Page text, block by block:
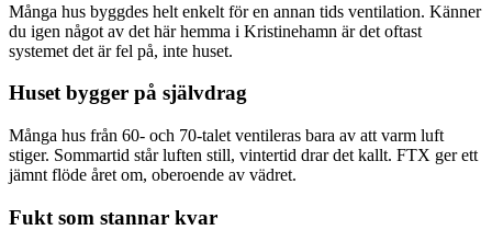
Många hus byggdes helt enkelt för en annan tids ventilation. Känner
du igen något av det här hemma i Kristinehamn är det oftast
systemet det är fel på, inte huset.
Huset bygger på självdrag
Många hus från 60- och 70-talet ventileras bara av att varm luft
stiger. Sommartid står luften still, vintertid drar det kallt. FTX ger ett
jämnt flöde året om, oberoende av vädret.
Fukt som stannar kvar